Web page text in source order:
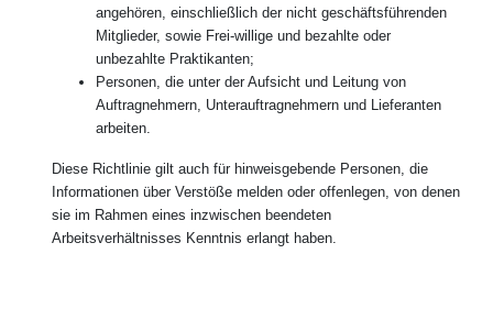
angehören, einschließlich der nicht geschäftsführenden
Mitglieder, sowie Frei-willige und bezahlte oder
unbezahlte Praktikanten;
Personen, die unter der Aufsicht und Leitung von
Auftragnehmern, Unterauftragnehmern und Lieferanten
arbeiten.
Diese Richtlinie gilt auch für hinweisgebende Personen, die
Informationen über Verstöße melden oder offenlegen, von denen
sie im Rahmen eines inzwischen beendeten
Arbeitsverhältnisses Kenntnis erlangt haben.